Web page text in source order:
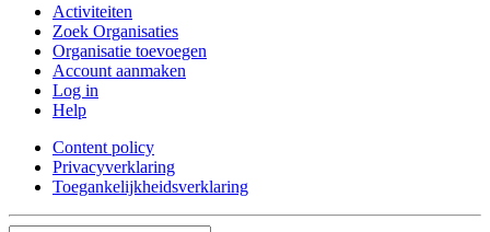
Activiteiten
Zoek Organisaties
Organisatie toevoegen
Account aanmaken
Log in
Help
Content policy
Privacyverklaring
Toegankelijkheidsverklaring